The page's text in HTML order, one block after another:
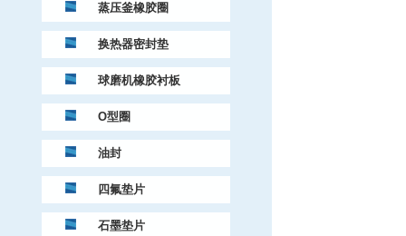
蒸压釜橡胶圈
换热器密封垫
球磨机橡胶衬板
O型圈
油封
四氟垫片
石墨垫片